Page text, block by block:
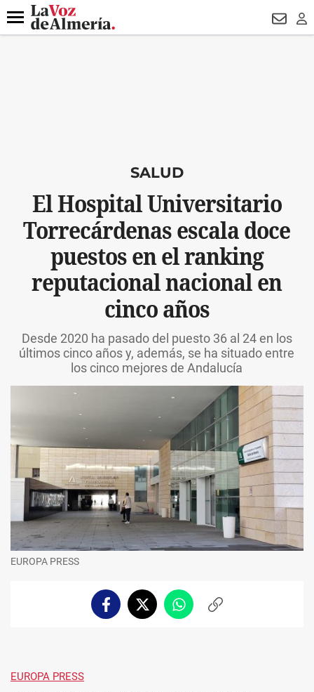
DESTACADO
Menú
SALUD
El Hospital Universitario
Torrecárdenas escala doce
puestos en el ranking
reputacional nacional en
cinco años
Desde 2020 ha pasado del puesto 36 al 24 en los
últimos cinco años y, además, se ha situado entre
los cinco mejores de Andalucía
EUROPA PRESS
FacebookTwitterWhatsappCopiar
EUROPA PRESS